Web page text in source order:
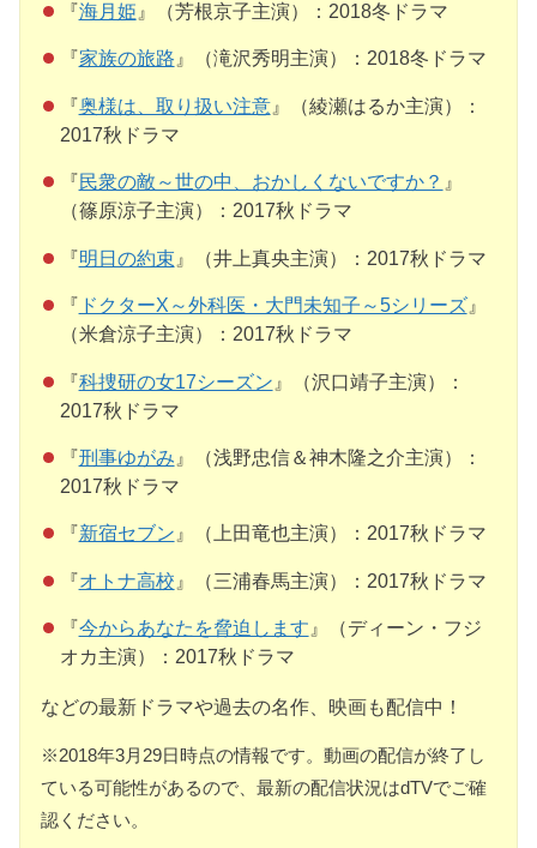
『海月姫 』（芳根京子主演）：2018冬ドラマ
『家族の旅路 』（滝沢秀明主演）：2018冬ドラマ
『奥様は、取り扱い注意』（綾瀬はるか主演）：
2017秋ドラマ
『民衆の敵～世の中、おかしくないですか？ 』
（篠原涼子主演）：2017秋ドラマ
『明日の約束 』（井上真央主演）：2017秋ドラマ
『 ドクターX～外科医・大門未知子～5シリーズ』
（米倉涼子主演）：2017秋ドラマ
『科捜研の女17シーズン 』（沢口靖子主演）：
2017秋ドラマ
『刑事ゆがみ 』（浅野忠信＆神木隆之介主演）：
2017秋ドラマ
『 新宿セブン』（上田竜也主演）：2017秋ドラマ
『オトナ高校 』（三浦春馬主演）：2017秋ドラマ
『今からあなたを脅迫します』（ディーン・フジ
オカ主演）：2017秋ドラマ
などの最新ドラマや過去の名作、映画も配信中！
※2018年3月29日時点の情報です。動画の配信が終了し
ている可能性があるので、最新の配信状況はdTVでご確
認ください。